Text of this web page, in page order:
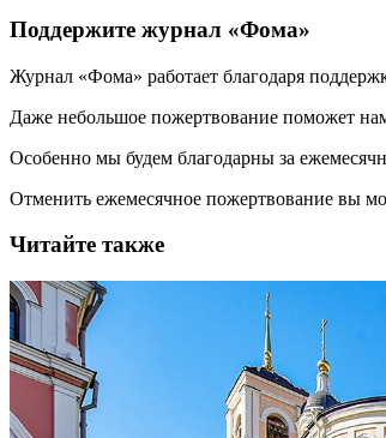
Поддержите журнал «Фома»
Журнал «Фома» работает благодаря
Даже небольшое пожертвование поможет
Особенно мы будем благодарны за
Отменить ежемесячное пожертвование вы
Читайте также